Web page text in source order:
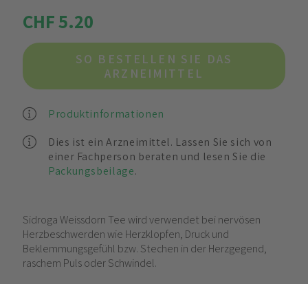
CHF 5.20
SO BESTELLEN SIE DAS
ARZNEIMITTEL
Produktinformationen
Dies ist ein Arzneimittel. Lassen Sie sich von
einer Fachperson beraten und lesen Sie die
Packungsbeilage.
Sidroga Weissdorn Tee wird verwendet bei nervösen
Herzbeschwerden wie Herzklopfen, Druck und
Beklemmungsgefühl bzw. Stechen in der Herzgegend,
raschem Puls oder Schwindel.